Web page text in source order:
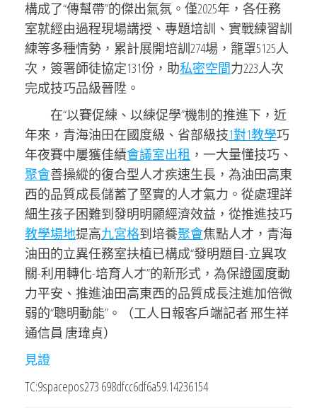
構成了“傳幫帶”的傑出氣氛。僅2025年，各任務
室就經由過程現場講授、專題培訓、實戰練習訓
練等多種情勢，累計展開培訓274場，籠罩5125人
次，簽署師徒協定131份，助私密空間力223人次
完成技巧品級晉陞。
在“以賽促練、以練促學”機制的推進下，近
年來，青海油田在國度級、省部級技1對1教學巧
年夜賽中屢獲佳績會議室出租 ，一大量懂技巧、
聚會善操縱的復合型人才疾速生長，為油田高東
西的品質成長儲蓄了堅實的人才氣力。從處理詳
細生孩子困難到發明明顯經濟效益，從推進技巧
教學場地提高九宮格到培養聚會焦點人才，青海
油田的立異任務室扶植已構成“發明題目-立異攻
關-利用轉化-培育人才”的新形式，為保證國度動
力平安、推進油田高東西的品質成長注進加倍微
弱的“聰明動能”。（工人日報客戶端記者 邢生祥
通信員 唐瑋貞）
見證
TC:9spacepos273 698dfcc6df6a59.14236154